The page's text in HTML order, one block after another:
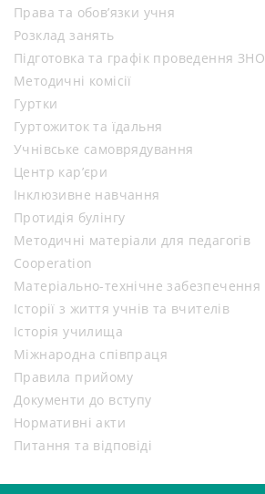
Права та обов’язки учня
Розклад занять
Підготовка та графік проведення ЗНО
Методичні комісії
Гуртки
Гуртожиток та їдальня
Учнівське самоврядування
Центр кар’єри
Інклюзивне навчання
Протидія булінгу
Методичні матеріали для педагогів
Cooperation
Матеріально-технічне забезпечення
Історії з життя учнів та вчителів
Історія училища
Міжнародна співпраця
Правила прийому
Документи до вступу
Нормативні акти
Питання та відповіді